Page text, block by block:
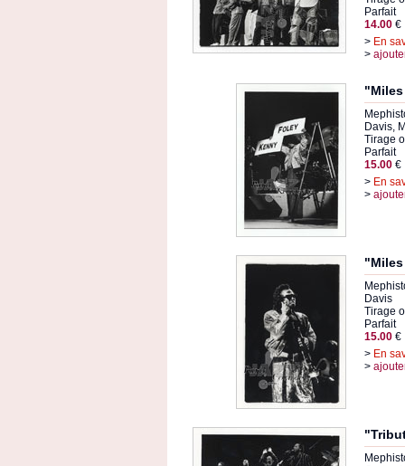
Parfait
14.00 €
> En
>
Davis,
Tirage
Parfait
15.00 €
> En
>
Davis
Tirage
Parfait
15.00 €
> En
>